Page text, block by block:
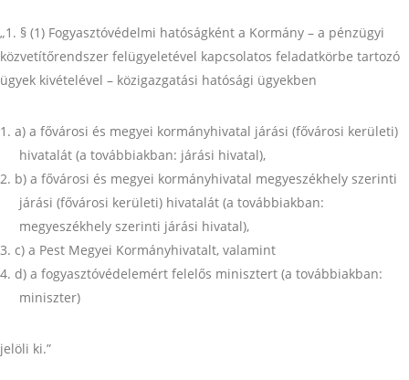
„1. § (1) Fogyasztóvédelmi hatóságként a Kormány – a pénzügyi
közvetítőrendszer felügyeletével kapcsolatos feladatkörbe tartozó
ügyek kivételével – közigazgatási hatósági ügyekben
a) a fővárosi és megyei kormányhivatal járási (fővárosi kerületi)
hivatalát (a továbbiakban: járási hivatal),
b) a fővárosi és megyei kormányhivatal megyeszékhely szerinti
járási (fővárosi kerületi) hivatalát (a továbbiakban:
megyeszékhely szerinti járási hivatal),
c) a Pest Megyei Kormányhivatalt, valamint
d) a fogyasztóvédelemért felelős minisztert (a továbbiakban:
miniszter)
jelöli ki.”